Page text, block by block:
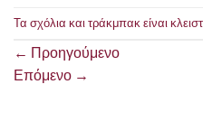
Τα σχόλια και τράκμπακ είναι
← Προηγούμενο
Επόμενο →